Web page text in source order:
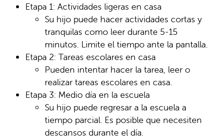
Etapa 1: Actividades ligeras en casa
Su hijo puede hacer actividades cortas y
tranquilas como leer durante 5-15
minutos. Limite el tiempo ante la pantalla.
Etapa 2: Tareas escolares en casa
Pueden intentar hacer la tarea, leer o
realizar tareas escolares en casa.
Etapa 3: Medio día en la escuela
Su hijo puede regresar a la escuela a
tiempo parcial. Es posible que necesiten
descansos durante el día.